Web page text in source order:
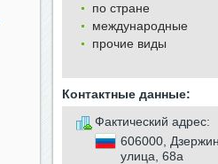
по стране
международные
прочие виды
Контактные данные:
Фактический адрес:
606000,
улица, 68а